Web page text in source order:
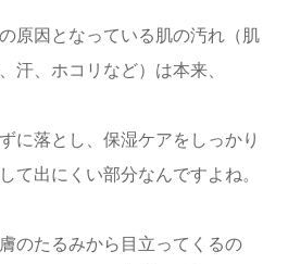
原因となっている肌の汚れ（肌
汗、ホコリなど）は本来、
に落とし、保湿ケアをしっかり
て出にくい部分なんですよね。
のたるみから目立ってくるの